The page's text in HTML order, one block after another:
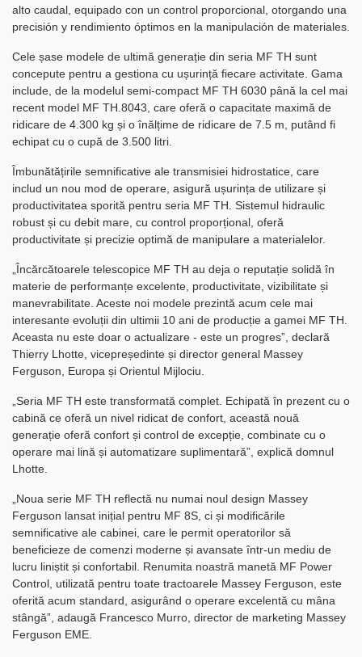
alto caudal, equipado con un control proporcional, otorgando una
precisión y rendimiento óptimos en la manipulación de materiales.
Cele șase modele de ultimă generație din seria MF TH sunt
concepute pentru a gestiona cu ușurință fiecare activitate. Gama
include, de la modelul semi-compact MF TH 6030 până la cel mai
recent model MF TH.8043, care oferă o capacitate maximă de
ridicare de 4.300 kg și o înălțime de ridicare de 7.5 m, putând fi
echipat cu o cupă de 3.500 litri.
Îmbunătățirile semnificative ale transmisiei hidrostatice, care
includ un nou mod de operare, asigură ușurința de utilizare și
productivitatea sporită pentru seria MF TH. Sistemul hidraulic
robust și cu debit mare, cu control proporțional, oferă
productivitate și precizie optimă de manipulare a materialelor.
„Încărcătoarele telescopice MF TH au deja o reputație solidă în
materie de performanțe excelente, productivitate, vizibilitate și
manevrabilitate. Aceste noi modele prezintă acum cele mai
interesante evoluții din ultimii 10 ani de producție a gamei MF TH.
Aceasta nu este doar o actualizare - este un progres”, declară
Thierry Lhotte, vicepreședinte și director general Massey
Ferguson, Europa și Orientul Mijlociu.
„Seria MF TH este transformată complet. Echipată în prezent cu o
cabină ce oferă un nivel ridicat de confort, această nouă
generație oferă confort și control de excepție, combinate cu o
operare mai lină și automatizare suplimentară”, explică domnul
Lhotte.
„Noua serie MF TH reflectă nu numai noul design Massey
Ferguson lansat inițial pentru MF 8S, ci și modificările
semnificative ale cabinei, care le permit operatorilor să
beneficieze de comenzi moderne și avansate într-un mediu de
lucru liniștit și confortabil. Renumita noastră manetă MF Power
Control, utilizată pentru toate tractoarele Massey Ferguson, este
oferită acum standard, asigurând o operare excelentă cu mâna
stângă”, adaugă Francesco Murro, director de marketing Massey
Ferguson EME.